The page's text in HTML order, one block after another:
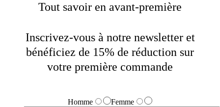
Tout savoir en avant-première
Inscrivez-vous à notre newsletter et
bénéficiez de 15% de réduction sur
votre première commande
Homme Femme